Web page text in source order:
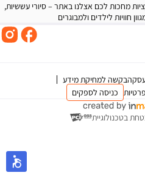
מחכות לכם אצלנו באתר – סיורי עששיות,
חוויות לילדים ולמבוגרים
בקשה למחיקת מידע
כניסה לספקים
בטכנולוגיית